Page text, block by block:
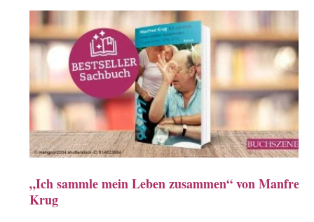
„Ich sammle mein Leben zusammen“ von Manfred
Krug